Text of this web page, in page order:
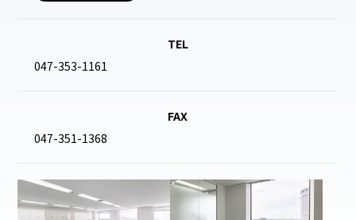
TEL
047-353-1161
FAX
047-351-1368